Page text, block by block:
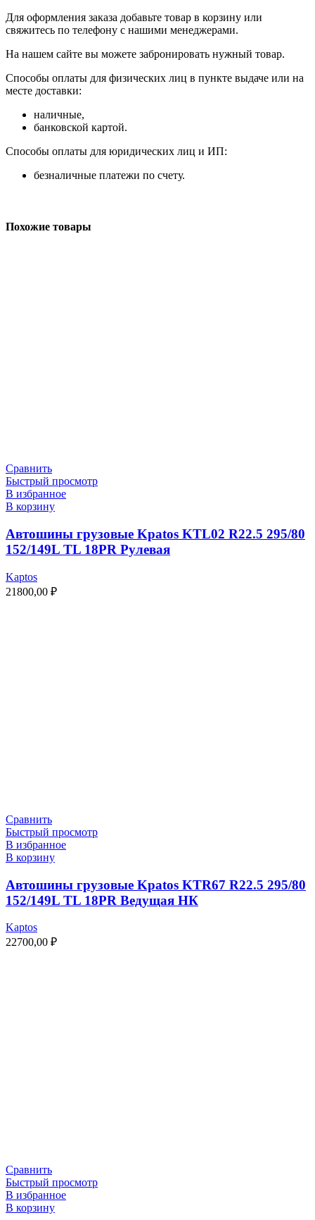
Для оформления заказа добавьте товар в корзину или
свяжитесь по телефону с нашими менеджерами.
На нашем сайте вы можете забронировать нужный товар.
Способы оплаты для физических лиц в пункте выдаче или на
месте доставки:
наличные,
банковской картой.
Способы оплаты для юридических лиц и ИП:
безналичные платежи по счету.
Похожие товары
Сравнить
Быстрый просмотр
В избранное
В корзину
Автошины грузовые Kpatos KTL02 R22.5 295/80
152/149L TL 18PR Рулевая
Kaptos
21800,00 ₽
Сравнить
Быстрый просмотр
В избранное
В корзину
Автошины грузовые Kpatos KTR67 R22.5 295/80
152/149L TL 18PR Ведущая НК
Kaptos
22700,00 ₽
Сравнить
Быстрый просмотр
В избранное
В корзину